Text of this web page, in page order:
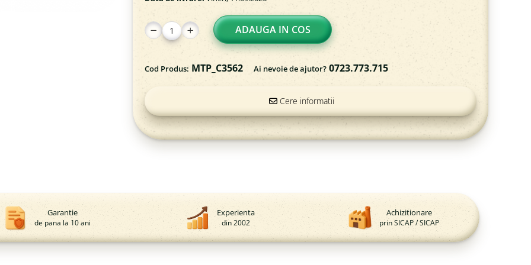
ADAUGA IN COS
Cod Produs: MTP_C3562 Ai nevoie de ajutor? 0723.773.715
Cere informatii
Garantie
de pana la 10 ani
Experienta
din 2002
Achizitionare
prin SICAP / SICAP